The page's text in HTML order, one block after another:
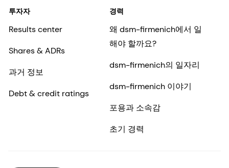
투자자
Results center
Shares & ADRs
과거 정보
Debt & credit ratings
경력
왜 dsm-firmenich에서 일
해야 할까요?
dsm-firmenich의 일자리
dsm-firmenich 이야기
포용과 소속감
초기 경력